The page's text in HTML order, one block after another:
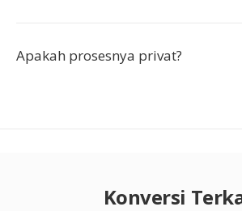
Apakah prosesnya privat?
Konversi